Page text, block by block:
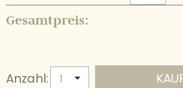
Gesamtpreis:
Anzahl: